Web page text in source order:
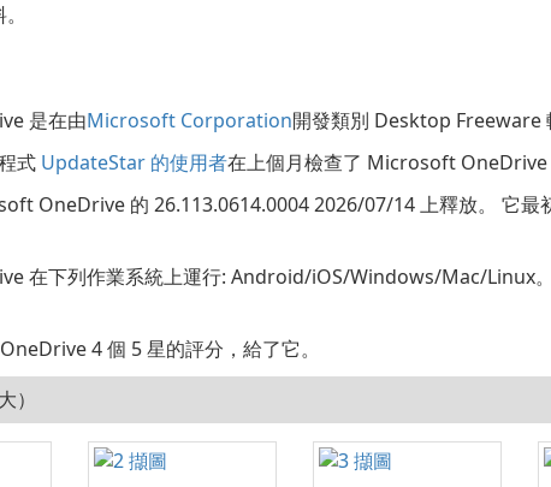
是在由Microsoft Corporation開發類別 Desktop Freeware
式 UpdateStar 的使用者在上個月檢查了 Microsoft OneDrive
OneDrive 的 26.113.0614.0004 2026/07/14 上釋放。 它最
在下列作業系統上運行: Android/iOS/Windows/Mac/Linux
4 個 5 星的評分，給了它。
）